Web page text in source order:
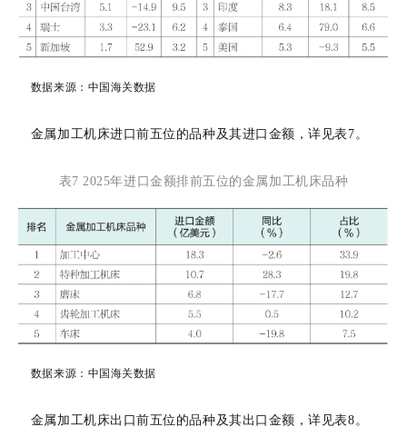
数据来源： 中国海关数据
金属加工机床进口前五位的品种及其进口金额，详见表 7。
表7 2025年进口金额排前五位的金属加工机床品种
数据来源： 中国海关数据
金属加工机床出口前五位的品种及其出口金额，详见表8。